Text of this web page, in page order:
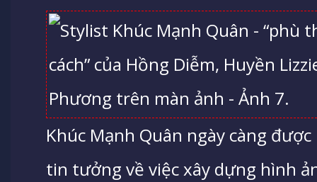
Khúc Mạnh Quân ngày càng
tin tưởng về việc xây dựng hình